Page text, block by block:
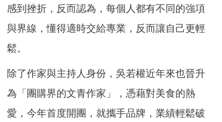
感到挫折，反而認為，每個人都有不同的強項
與界線，懂得適時交給專業，反而讓自己更輕
鬆。
除了作家與主持人身份，吳若權近年來也晉升
為「團購界的文青作家」，憑藉對美食的熱
愛，今年首度開團，就攜手品牌，業績輕鬆破